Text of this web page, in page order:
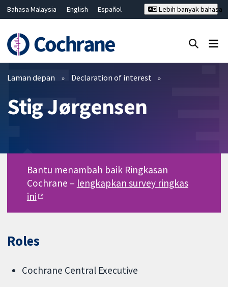
Bahasa Malaysia English
Español
Hrvatski
Deutsch ไทย
繁體中文
简体中文
Lebih banyak bahasa
Penapis
Laman depan Declaration of interest
Stig Jørgensen
Bantu menambah baik Ringkasan
Cochrane – lengkapkan survey ringkas
ini
Roles
Cochrane Central Executive